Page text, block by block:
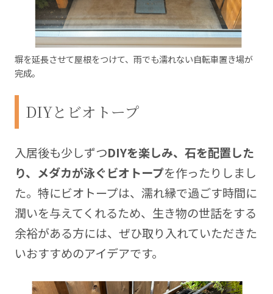
塀を延長させて屋根をつけて、雨でも濡れない自転車置き場が
完成。
DIYとビオトープ
入居後も少しずつDIYを楽しみ、石を配置した
り、メダカが泳ぐビオトープを作ったりしまし
た。特にビオトープは、濡れ縁で過ごす時間に
潤いを与えてくれるため、生き物の世話をする
余裕がある方には、ぜひ取り入れていただきた
いおすすめのアイデアです。